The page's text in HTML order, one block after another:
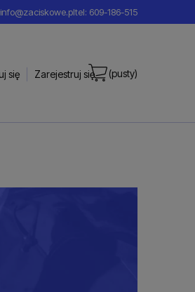
info@zaciskowe.pltel: 609-186-515
Zarejestruj się
się (pusty)